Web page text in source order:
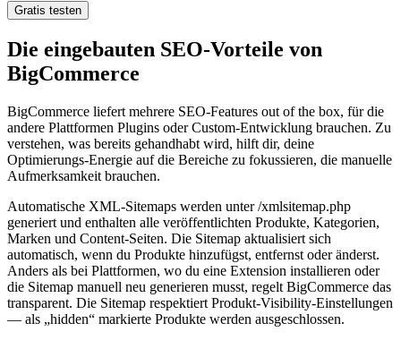
Gratis testen
Die eingebauten SEO-Vorteile von
BigCommerce
BigCommerce liefert mehrere SEO-Features out of the box, für die
andere Plattformen Plugins oder Custom-Entwicklung brauchen. Zu
verstehen, was bereits gehandhabt wird, hilft dir, deine
Optimierungs-Energie auf die Bereiche zu fokussieren, die manuelle
Aufmerksamkeit brauchen.
Automatische XML-Sitemaps werden unter /xmlsitemap.php
generiert und enthalten alle veröffentlichten Produkte, Kategorien,
Marken und Content-Seiten. Die Sitemap aktualisiert sich
automatisch, wenn du Produkte hinzufügst, entfernst oder änderst.
Anders als bei Plattformen, wo du eine Extension installieren oder
die Sitemap manuell neu generieren musst, regelt BigCommerce das
transparent. Die Sitemap respektiert Produkt-Visibility-Einstellungen
— als „hidden“ markierte Produkte werden ausgeschlossen.